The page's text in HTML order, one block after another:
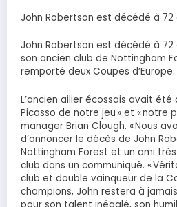
John Robertson est décédé à 72
John Robertson est décédé à 72
son ancien club de Nottingham
remporté deux Coupes d’Europe.
L’ancien ailier écossais avait été
Picasso de notre jeu » et « notre
manager Brian Clough. « Nous
d’annoncer le décès de John
Nottingham Forest et un ami très
club dans un communiqué. «
club et double vainqueur de la
champions, John restera à